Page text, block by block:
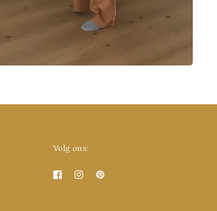
Volg ons:
FacebookInstagramPinterest